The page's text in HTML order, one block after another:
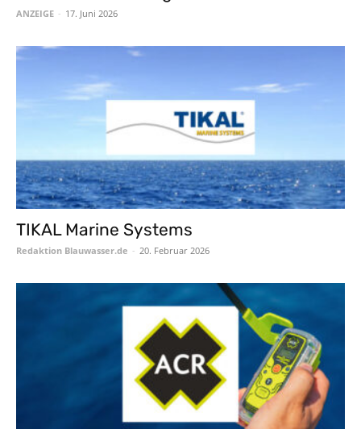
ANZEIGE - 17. Juni 2026
TIKAL Marine Systems
Redaktion Blauwasser.de - 20. Februar 2026